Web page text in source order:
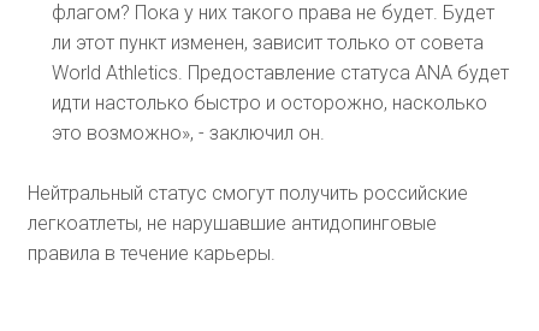
флагом? Пока у них такого права не будет. Будет
ли этот пункт изменен, зависит только от совета
World Athletics. Предоставление статуса ANA будет
идти настолько быстро и осторожно, насколько
это возможно», - заключил он.
Нейтральный статус смогут получить российские
легкоатлеты, не нарушавшие антидопинговые
правила в течение карьеры.